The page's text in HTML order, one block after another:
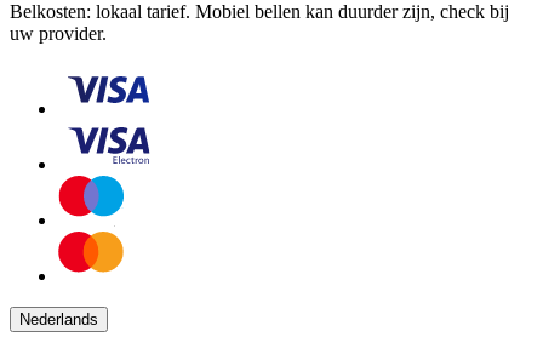
Belkosten: lokaal tarief. Mobiel bellen kan duurder zijn, check bij
uw provider.
Nederlands